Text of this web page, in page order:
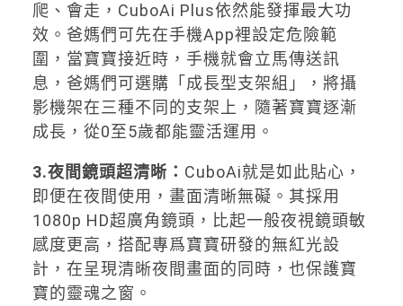
爬、會走，CuboAi Plus依然能發揮最大功
效。爸媽們可先在手機App裡設定危險範
圍，當寶寶接近時，手機就會立馬傳送訊
息，爸媽們可選購「成長型支架組」，將攝
影機架在三種不同的支架上，隨著寶寶逐漸
成長，從0至5歲都能靈活運用。
3.夜間鏡頭超清晰 ： CuboAi就是如此貼心，
即便在夜間使用，畫面清晰無礙。其採用
1080p HD超廣角鏡頭，比起一般夜視鏡頭敏
感度更高，搭配專爲寶寶研發的無紅光設
計，在呈現清晰夜間畫面的同時，也保護寶
寶的靈魂之窗。